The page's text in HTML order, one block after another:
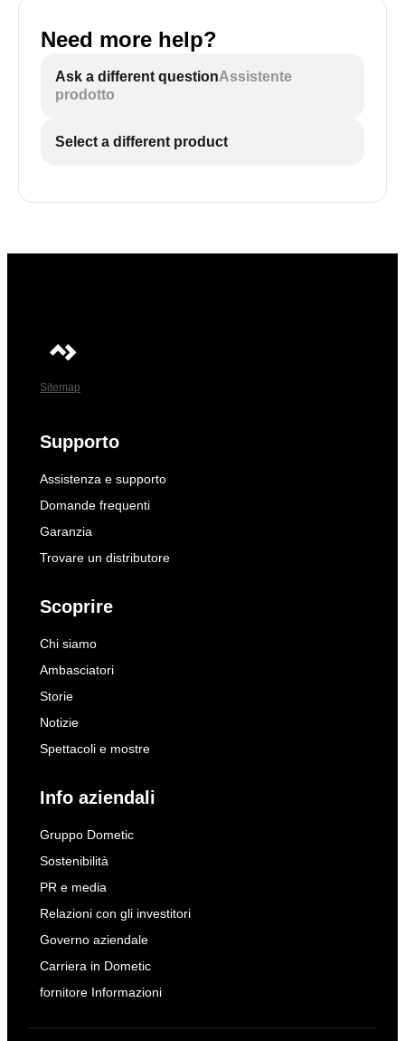
Need more help?
Ask a different questionAssistente
prodotto
Select a different product
Sitemap
Supporto
Assistenza e supporto
Domande frequenti
Garanzia
Trovare un distributore
Scoprire
Chi siamo
Ambasciatori
Storie
Notizie
Spettacoli e mostre
Info aziendali
Gruppo Dometic
Sostenibilità
PR e media
Relazioni con gli investitori
Governo aziendale
Carriera in Dometic
fornitore Informazioni